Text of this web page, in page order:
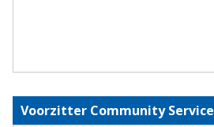
Voorzitter Community Service